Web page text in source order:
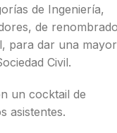
de Ingeniería,
de
para dar una mayor
Civil.
un cocktail de
asistentes.